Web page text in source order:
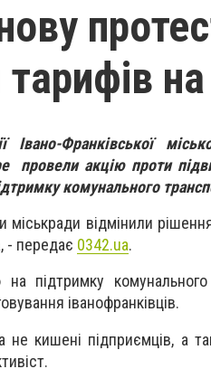
Франківської
провели акцію проти
комунального
міськради відмінили
- передає 0342.ua.
підтримку
іванофранківців.
кишені підприємців, а